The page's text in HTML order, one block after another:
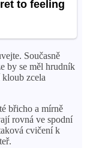
Současně
by se měl hrudník
zcela
břicho a mírně
rovná ve spodní
cvičení k